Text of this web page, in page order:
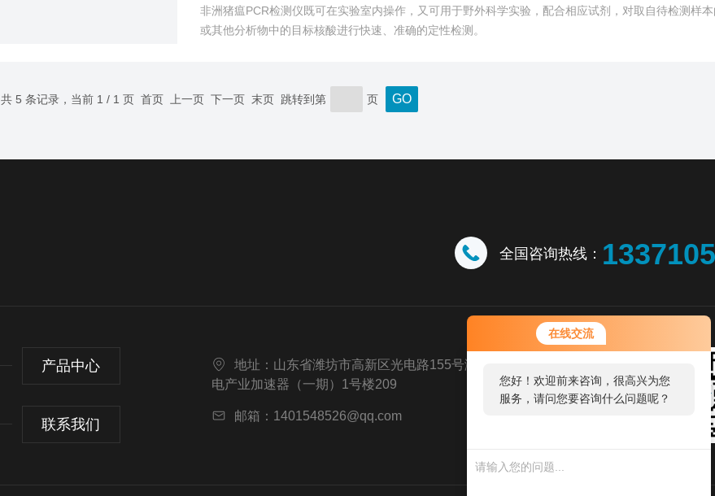
在线交流
您好！欢迎前来咨询，很高兴为您
服务，请问您要咨询什么问题呢？
非洲猪瘟PCR检测仪既可在实验室内操作，又可用于野外科学实验，配合相应试剂，对取自待检测样
或其他分析物中的目标核酸进行快速、准确的定性检测。
共 5 条记录，当前 1 / 1 页 首页 上一页 下一页 末页 跳转到第 页
全国咨询热线：
产品中心
联系我们
地址：山东省潍坊市高新区光电路155号潍坊高新区光
电产业加速器（一期）1号楼209
邮箱：1401548526@qq.com